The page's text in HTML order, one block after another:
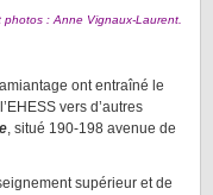
photos : Anne Vignaux-Laurent.
ont entraîné le
vers d’autres
, situé 190-198 avenue de
supérieur et de